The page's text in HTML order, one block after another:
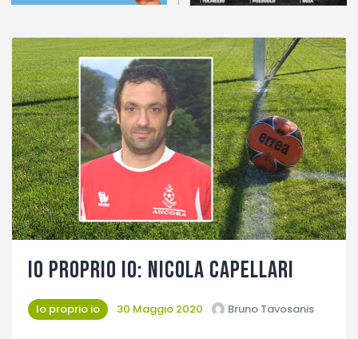
News
Mercato
Erreà Cup
Giovanile
Video
Fotogallery
Io proprio Io: Nicola Capellari
Io proprio io 30 Maggio 2020 Bruno Tavosanis